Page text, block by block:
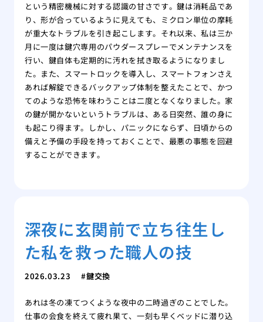
という精密機械に対する認識の甘さです。鍵は消耗品であ
り、形が合っているように見えても、ミクロン単位の摩耗
が重大なトラブルを引き起こします。それ以来、私は三か
月に一度は鍵穴専用のパウダースプレーでメンテナンスを
行い、鍵自体も定期的に汚れを拭き取るようになりまし
た。また、スマートロックを導入し、スマートフォンさえ
あれば解錠できるバックアップ体制を整えたことで、かつ
てのような恐怖を味わうことは二度となくなりました。家
の鍵が開かないというトラブルは、ある日突然、誰の身に
も起こり得ます。しかし、パニックにならず、日頃からの
備えと予備の手段を持っておくことで、最悪の事態を回避
することができます。
深夜に玄関前で立ち往生し
た私を救った職人の技
2026.03.23 鍵交換
あれは冬の凍てつくような夜中の二時過ぎのことでした。
仕事の会食を終えて疲れ果て、一刻も早くベッドに潜り込